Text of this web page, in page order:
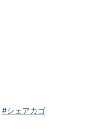
#シェアカゴ